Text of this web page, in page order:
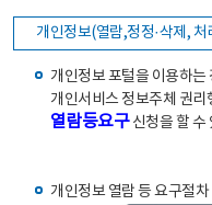
개인정보(열람,정정·삭제,
개인정보 포털을 이용하
개인서비스 정보주체 권
열람등요구신청을 할 수
개인정보 열람 등 요구절차